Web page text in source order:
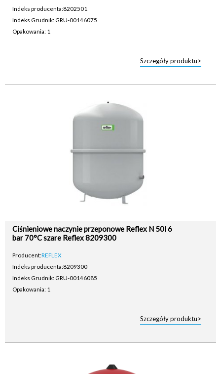
Indeks producenta:8202501
Indeks Grudnik: GRU-00146075
Opakowania: 1
Szczegóły produktu>
Ciśnieniowe naczynie przeponowe Reflex N 50l 6
bar 70°C szare Reflex 8209300
Producent:REFLEX
Indeks producenta:8209300
Indeks Grudnik: GRU-00146085
Opakowania: 1
Szczegóły produktu>